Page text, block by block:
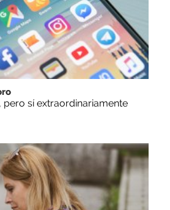
sí extraordinariamente